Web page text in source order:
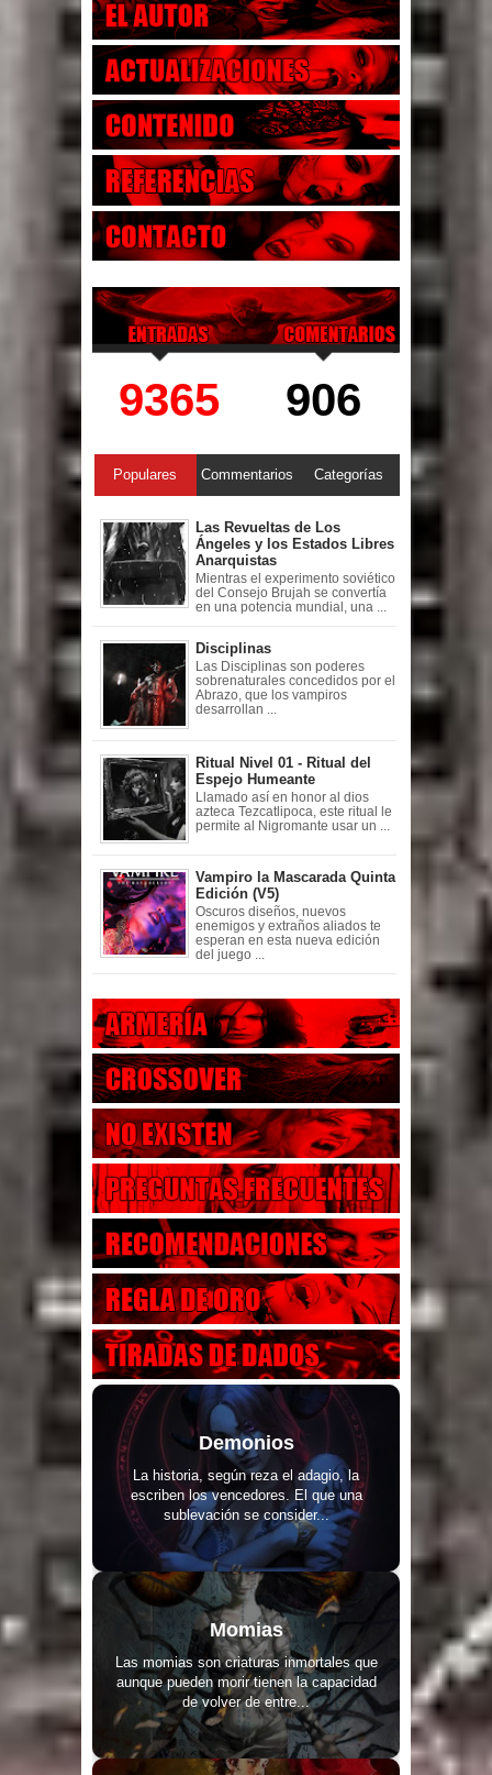
9365 906
Populares Commentarios Categorías
Las Revueltas de Los
Ángeles y los Estados Libres
Anarquistas
Mientras el experimento soviético
del Consejo Brujah se convertía
en una potencia mundial, una ...
Disciplinas
Las Disciplinas son poderes
sobrenaturales concedidos por el
Abrazo, que los vampiros
desarrollan ...
Ritual Nivel 01 - Ritual del
Espejo Humeante
Llamado así en honor al dios
azteca Tezcatlipoca, este ritual le
permite al Nigromante usar un ...
Vampiro la Mascarada Quinta
Edición (V5)
Oscuros diseños, nuevos
enemigos y extraños aliados te
esperan en esta nueva edición
del juego ...
Demonios
La historia, según reza el adagio, la
escriben los vencedores. El que una
sublevación se consider...
Momias
Las momias son criaturas inmortales que
aunque pueden morir tienen la capacidad
de volver de entre...